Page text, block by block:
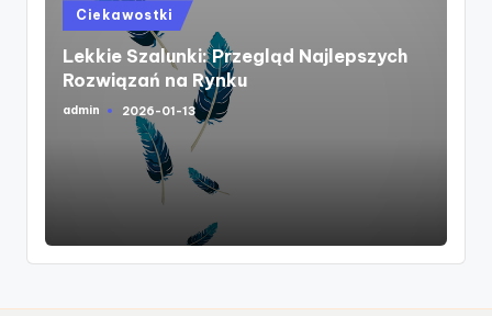
Posted
in
Ciekawostki
Lekkie Szalunki: Przegląd Najlepszych
Rozwiązań na Rynku
Posted
admin 2026-01-13